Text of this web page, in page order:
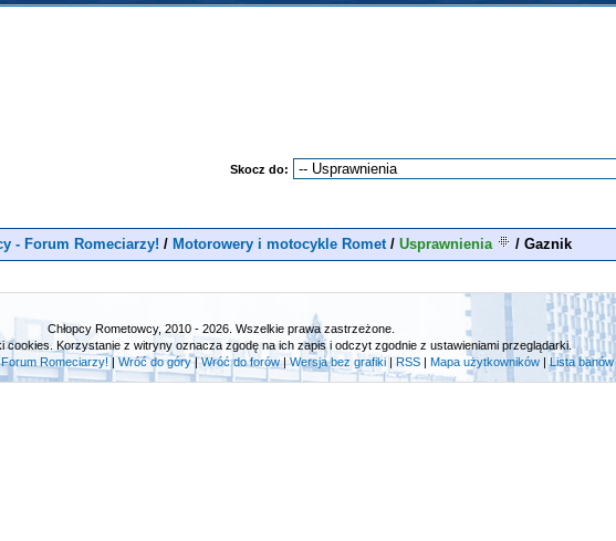
Skocz do:
- Forum Romeciarzy! / Motorowery i motocykle Romet/ Usprawnienia / Gaznik
Chłopcy Rometowcy, 2010 - 2026. Wszelkie prawa zastrzeżone.
cookies. Korzystanie z witryny oznacza zgodę na ich zapis i odczyt zgodnie z ustawieniami przeglądarki.
Romeciarzy! |Wróć do góry|Wróć do forów|Wersja bez grafiki RSS Mapa użytkowników |Lista banów